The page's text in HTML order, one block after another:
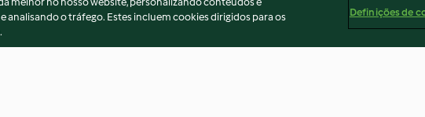
o tráfego. Estes incluem cookies dirigidos para os
Definições de